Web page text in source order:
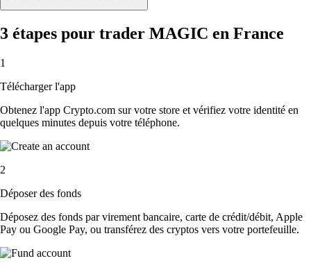
3 étapes pour trader MAGIC en France
1
Télécharger l'app
Obtenez l'app Crypto.com sur votre store et vérifiez votre identité en
quelques minutes depuis votre téléphone.
2
Déposer des fonds
Déposez des fonds par virement bancaire, carte de crédit/débit, Apple
Pay ou Google Pay, ou transférez des cryptos vers votre portefeuille.